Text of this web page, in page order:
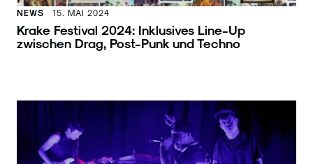
NEWS 15. MAI 2024
Krake Festival 2024: Inklusives Line-Up
zwischen Drag, Post-Punk und Techno